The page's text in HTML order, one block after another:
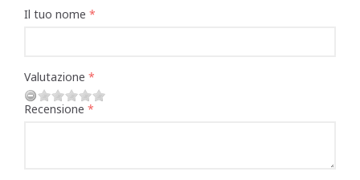
Il tuo nome
Valutazione
Recensione